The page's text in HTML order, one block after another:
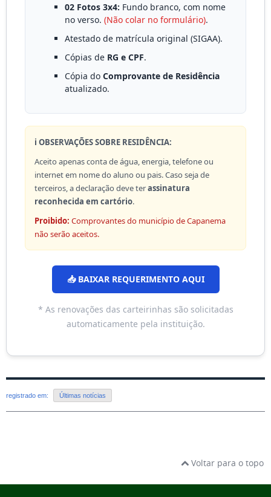
02 Fotos 3x4: Fundo branco, com nome
no verso. (Não colar no formulário).
Atestado de matrícula original (SIGAA).
Cópias de RG e CPF.
Cópia do Comprovante de Residência
atualizado.
ℹ️ OBSERVAÇÕES SOBRE RESIDÊNCIA:
Aceito apenas conta de água, energia, telefone ou
internet em nome do aluno ou pais. Caso seja de
terceiros, a declaração deve terassinatura
reconhecida em cartório.
Proibido: Comprovantes do município de Capanema
não serão aceitos.
📥 BAIXAR REQUERIMENTO AQUI
* As renovações das carteirinhas são solicitadas
automaticamente pela instituição.
registrado em: Últimas notícias
Voltar para o topo